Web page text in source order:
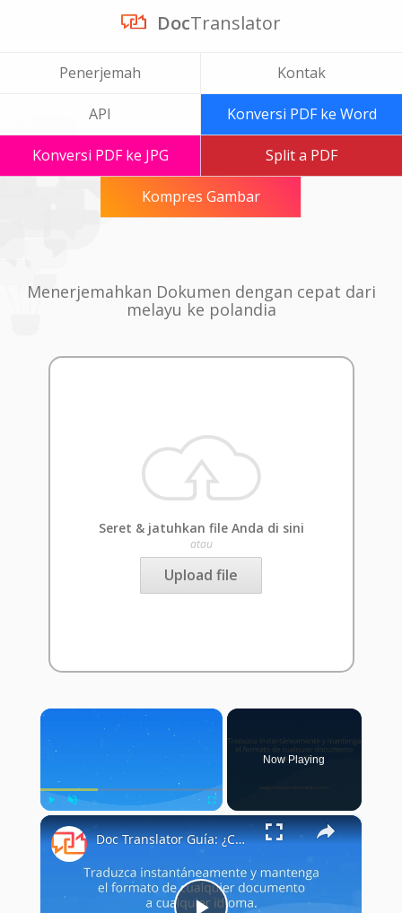
DocTranslator
Penerjemah Kontak
API Konversi PDF ke Word
Konversi PDF ke JPG Split a PDF
Kompres Gambar
Menerjemahkan Dokumen dengan cepat dari
melayu ke polandia
Seret & jatuhkan file Anda di sini
atau
Upload file
×
Play Unmute Fullscreen
Now Playing
×
Doc Translator Guía: ¿Cómo uso el traductor de documentos?